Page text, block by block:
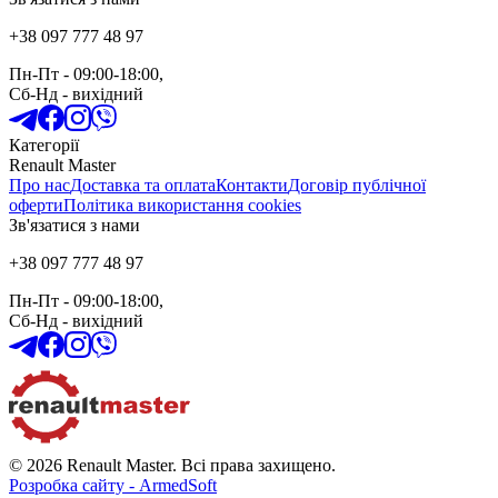
+38 097 777 48 97
Пн-Пт - 09:00-18:00,
Сб-Нд - вихідний
Категорії
Renault Master
Про насДоставка та оплатаКонтактиДоговір публічної
офертиПолітика використання cookies
Зв'язатися з нами
+38 097 777 48 97
Пн-Пт - 09:00-18:00,
Сб-Нд - вихідний
© 2026 Renault Master. Всі права захищено.
Розробка сайту - ArmedSoft